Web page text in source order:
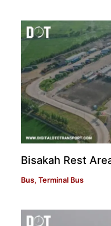
Bisakah Rest
Bus,Terminal Bus